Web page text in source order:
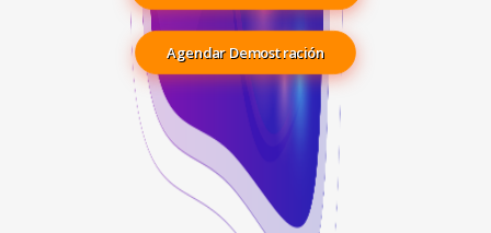
Agendar Demostración